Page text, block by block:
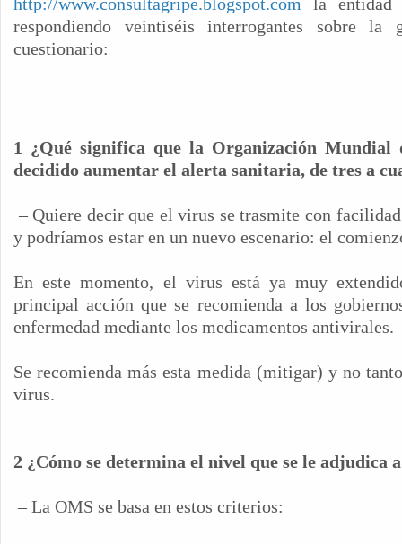
respondiendo veintiséis interrogantes sobre
cuestionario:
1 ¿Qué significa que la Organización Mundial
decidido aumentar el alerta sanitaria, de tres a
– Quiere decir que el virus se trasmite con
y podríamos estar en un nuevo escenario: el
En este momento, el virus está ya muy
principal acción que se recomienda a los
enfermedad mediante los medicamentos antivirales.
Se recomienda más esta medida (mitigar) y no
virus.
2 ¿Cómo se determina el nivel que se le adjudica
– La OMS se basa en estos criterios: